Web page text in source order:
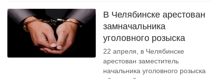
В Челябинске арестован
замначальника
уголовного розыска
22 апреля, в Челябинске
арестован заместитель
начальника уголовного розыска